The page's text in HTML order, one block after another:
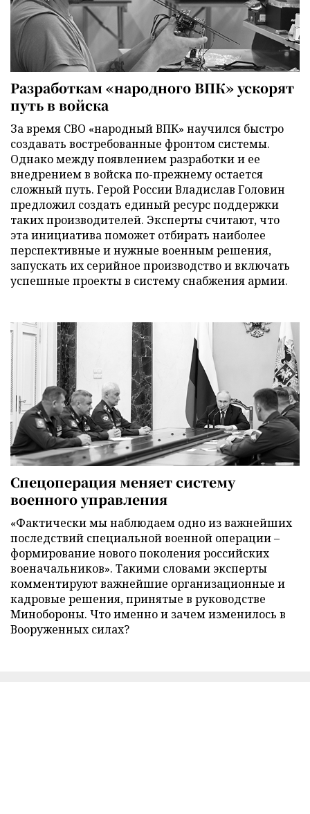
Разработкам «народного ВПК» ускорят
путь в войска
За время СВО «народный ВПК» научился быстро
создавать востребованные фронтом системы.
Однако между появлением разработки и ее
внедрением в войска по-прежнему остается
сложный путь. Герой России Владислав Головин
предложил создать единый ресурс поддержки
таких производителей. Эксперты считают, что
эта инициатива поможет отбирать наиболее
перспективные и нужные военным решения,
запускать их серийное производство и включать
успешные проекты в систему снабжения армии.
Спецоперация меняет систему
военного управления
«Фактически мы наблюдаем одно из важнейших
последствий специальной военной операции –
формирование нового поколения российских
военачальников». Такими словами эксперты
комментируют важнейшие организационные и
кадровые решения, принятые в руководстве
Минобороны. Что именно и зачем изменилось в
Вооруженных силах?